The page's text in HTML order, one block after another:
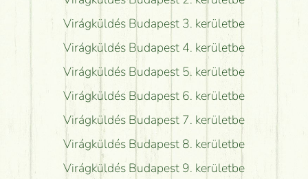
Virágküldés Budapest 3. kerületbe
Virágküldés Budapest 4. kerületbe
Virágküldés Budapest 5. kerületbe
Virágküldés Budapest 6. kerületbe
Virágküldés Budapest 7. kerületbe
Virágküldés Budapest 8. kerületbe
Virágküldés Budapest 9. kerületbe